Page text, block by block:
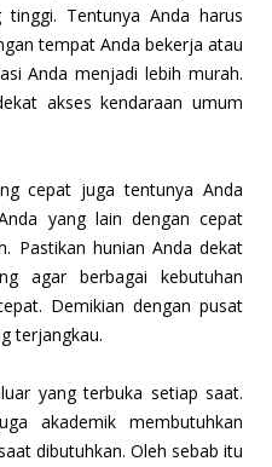
Tentunya Anda harus
tempat Anda bekerja atau
Anda menjadi lebih murah.
akses kendaraan umum
cepat juga tentunya Anda
yang lain dengan cepat
Pastikan hunian Anda dekat
agar berbagai kebutuhan
Demikian dengan pusat
terjangkau.
yang terbuka setiap saat.
akademik membutuhkan
dibutuhkan. Oleh sebab itu